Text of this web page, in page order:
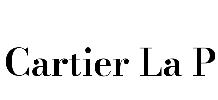
Cartier La